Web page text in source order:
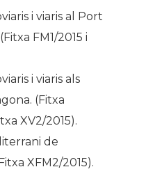
i viaris al Port
FM1/2015 i
i viaris als
(Fitxa
XV2/2015).
de
XFM2/2015).